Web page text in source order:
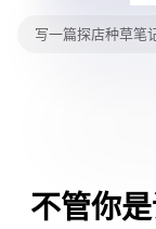
写一篇探店种草笔
不管你